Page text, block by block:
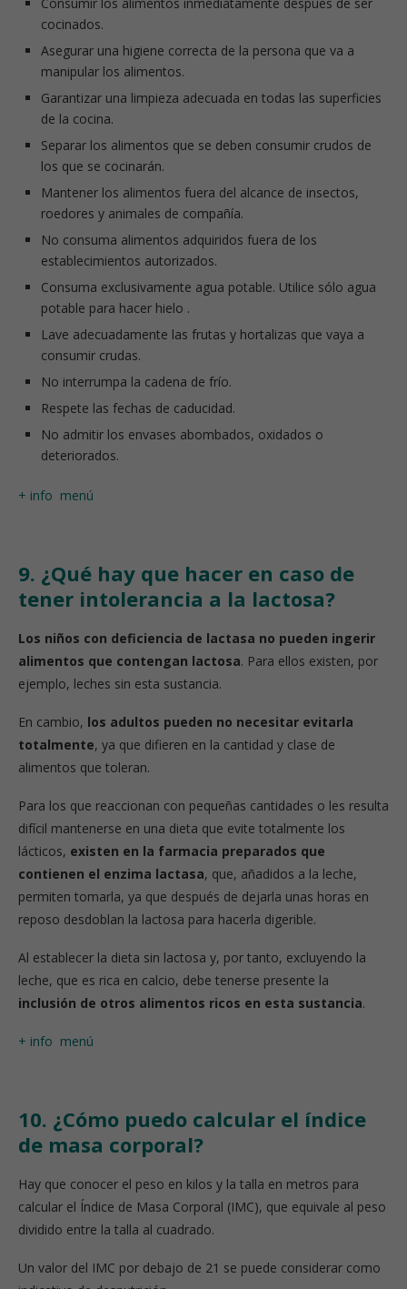
cocinados.
Asegurar una higiene correcta de la persona que va a
manipular los alimentos.
Garantizar una limpieza adecuada en todas las superficies
de la cocina.
Separar los alimentos que se deben consumir crudos de
los que se cocinarán.
Mantener los alimentos fuera del alcance de insectos,
roedores y animales de compañía.
No consuma alimentos adquiridos fuera de los
establecimientos autorizados.
Consuma exclusivamente agua potable. Utilice sólo agua
potable para hacer hielo .
Lave adecuadamente las frutas y hortalizas que vaya a
consumir crudas.
No interrumpa la cadena de frío.
Respete las fechas de caducidad.
No admitir los envases abombados, oxidados o
deteriorados.
+ info menú
9. ¿Qué hay que hacer en caso de
tener intolerancia a la lactosa?
Los niños con deficiencia de lactasa no pueden ingerir
alimentos que contengan lactosa. Para ellos existen, por
ejemplo, leches sin esta sustancia.
En cambio, los adultos pueden no necesitar evitarla
totalmente, ya que difieren en la cantidad y clase de
alimentos que toleran.
Para los que reaccionan con pequeñas cantidades o les resulta
difícil mantenerse en una dieta que evite totalmente los
lácticos, existen en la farmacia preparados que
contienen el enzima lactasa, que, añadidos a la leche,
permiten tomarla, ya que después de dejarla unas horas en
reposo desdoblan la lactosa para hacerla digerible.
Al establecer la dieta sin lactosa y, por tanto, excluyendo la
leche, que es rica en calcio, debe tenerse presente la
inclusión de otros alimentos ricos en esta sustancia.
+ info menú
10. ¿Cómo puedo calcular el índice
de masa corporal?
Hay que conocer el peso en kilos y la talla en metros para
calcular el Índice de Masa Corporal (IMC), que equivale al peso
dividido entre la talla al cuadrado.
Un valor del IMC por debajo de 21 se puede considerar como